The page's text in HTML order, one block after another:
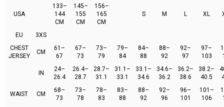
USA
133–
144
CM
145–
155
CM
156–
165
CM
S M L XL
EU
3XS
CHEST
JERSEY
CM
61–
67
67–
73
73–
79
79–
84
84–
88
88–
92
92–
97
97–
103
IN
24–
26.4
26.4–
28.7
28.7–
31.1
31.1–
33.1
33.1–
34.6
34.6–
36.2
36.2–
38.6
38.2–
40.5
WAIST CM
68–
73
73–
78
78–
83
83–
88
88–
92
92–
96
96–
101
101–
106